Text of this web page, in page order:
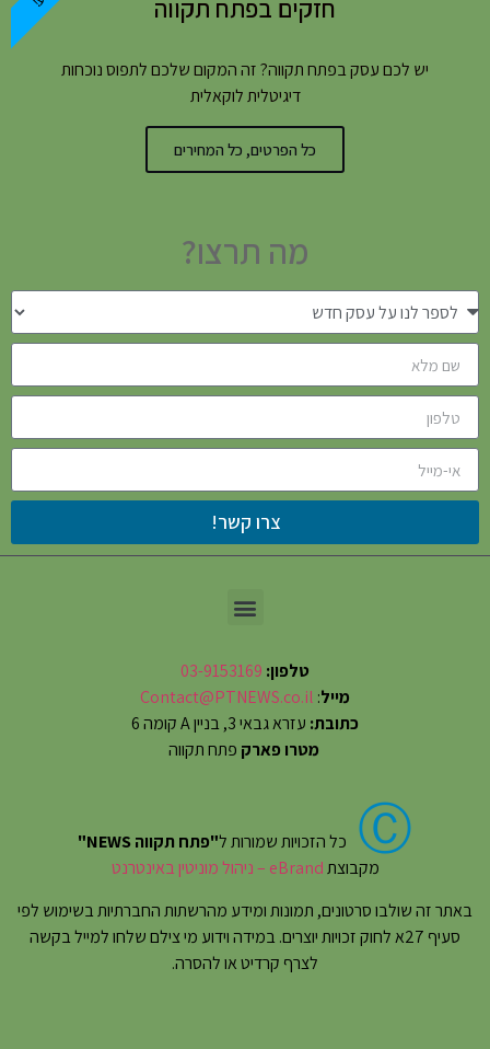
חזקים בפתח תקווה
יש לכם עסק בפתח תקווה? זה המקום שלכם לתפוס נוכחות
דיגיטלית לוקאלית
כל הפרטים, כל המחירים
מה תרצו?
צרו קשר!
טלפון: 03-9153169
מייל:
Contact@PTNEWS.co.il
כתובת: עזרא גבאי 3, בניין A קומה 6
מטרו פארק פתח תקווה
Ⓒ כל הזכויות שמורות ל"פתח תקווה NEWS"
מקבוצתeBrand – ניהול מוניטין באינטרנט
באתר זה שולבו סרטונים, תמונות ומידע מהרשתות החברתיות בשימוש לפי
סעיף 27א לחוק זכויות יוצרים. במידה וידוע מי צילם שלחו למייל בקשה
לצרף קרדיט או להסרה.